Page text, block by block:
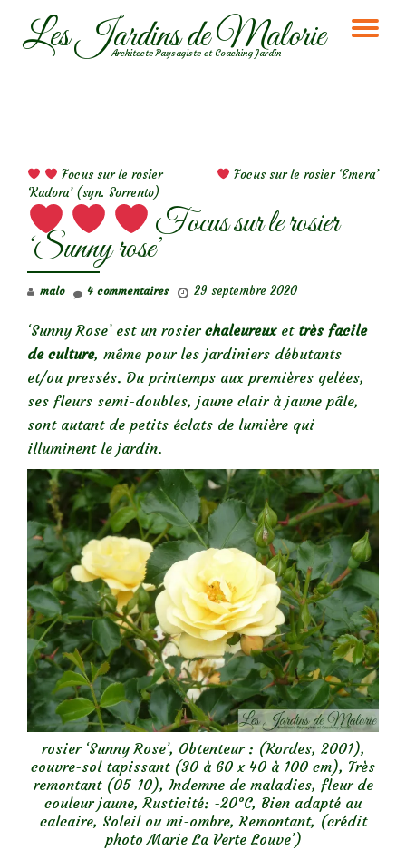
AllerLes Jardins de Malorie
Architecte Paysagiste et Coaching Jardin
Focus sur le rosier
‘Kadora’ (syn. Sorrento)
Focus sur le rosier ‘Emera’
Focus sur le rosier
‘Sunny rose’
malo 29 septembre 2020
4 commentaires
‘Sunny Rose’ est un rosier chaleureuxet très facile
de culture, même pour les jardiniers débutants
et/ou pressés. Du printemps aux premières gelées,
ses fleurs semi-doubles, jaune clair à jaune pâle,
sont autant de petits éclats de lumière qui
illuminent le jardin.
rosier ‘Sunny Rose’, Obtenteur : (Kordes, 2001),
couvre-sol tapissant (30 à 60 x 40 à 100 cm), Très
remontant (05-10), Indemne de maladies, fleur de
couleur jaune, Rusticité: -20°C, Bien adapté au
calcaire, Soleil ou mi-ombre, Remontant, (crédit
photo Marie La Verte Louve’)